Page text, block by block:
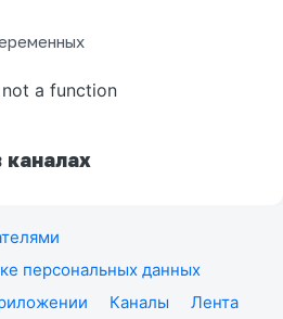
a function
персональных данных
Каналы
Лента